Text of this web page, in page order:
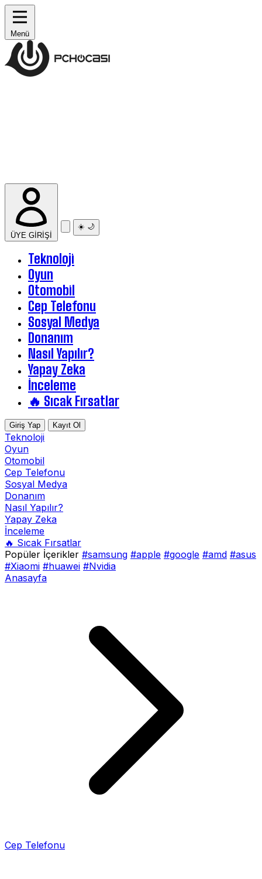
Menü
ÜYE GİRİŞİ
☀️ 🌙
Teknoloji
Oyun
Otomobil
Cep Telefonu
Sosyal Medya
Donanım
Nasıl Yapılır?
Yapay Zeka
İnceleme
🔥 Sıcak Fırsatlar
Giriş Yap Kayıt Ol
Teknoloji
Oyun
Otomobil
Cep Telefonu
Sosyal Medya
Donanım
Nasıl Yapılır?
Yapay Zeka
İnceleme
🔥 Sıcak Fırsatlar
Popüler İçerikler #samsung #apple #google #amd #asus
#Xiaomi #huawei #Nvidia
Anasayfa
Cep Telefonu